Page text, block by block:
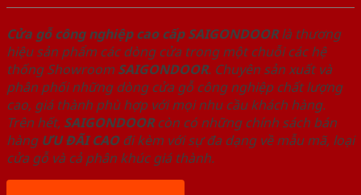
Cửa gỗ công nghiệp cao cấp SAIGONDOORlà thương
hiệu sản phẩm các dòng cửa trong một chuỗi các hệ
thống Showroom SAIGONDOOR. Chuyên sản xuất và
phân phối những dòng cửa gỗ công nghiệp chất lượng
cao, giá thành phù hợp với mọi nhu cầu khách hàng.
Trên hết, SAIGONDOORcòn có những chính sách bán
hàng ƯU ĐÃI CAOđi kèm với sự đa dạng về mẫu mã, loại
cửa gỗ và cả phân khúc giá thành.